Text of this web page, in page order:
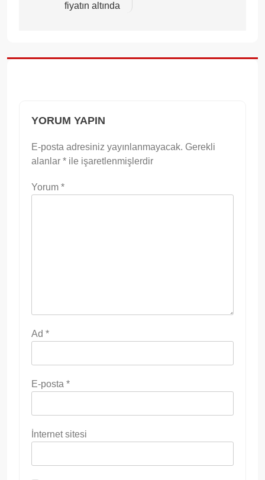
fiyatın altında
YORUM YAPIN
E-posta adresiniz yayınlanmayacak. Gerekli
alanlar * ile işaretlenmişlerdir
Yorum *
Ad *
E-posta *
İnternet sitesi